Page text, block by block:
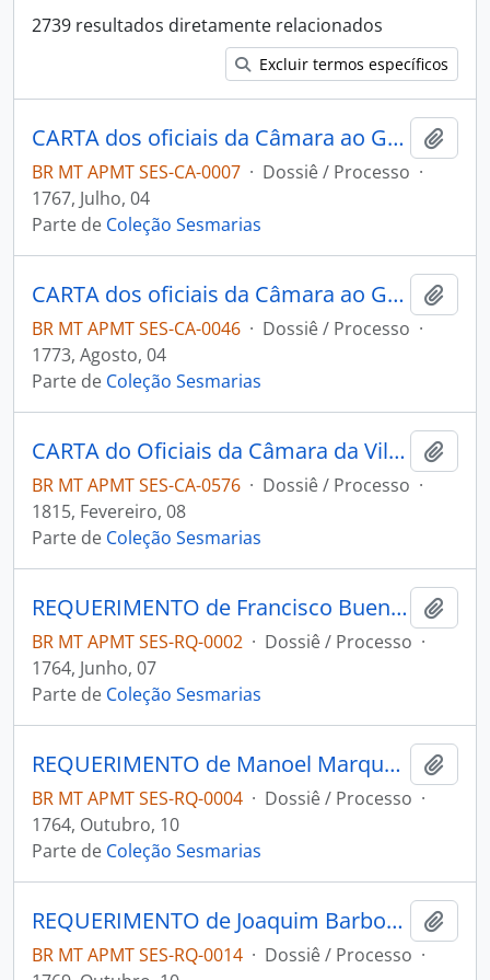
2739 resultados diretamente relacionados
Excluir termos específicos
CARTA dos oficiais da Câmara ao Governador e Capitão-General da Capitania de Mato Grosso João Pedro da Câmara, informando sobre o pedido de Domingos Pequeno Chaves e Antônio José de Oliveira.
BR MT APMT SES-CA-0007 · Dossiê / Processo ·
1767, Julho, 04
Parte de Coleção Sesmarias
CARTA dos oficiais da Câmara ao Governador e Capitão-General da Capitania de Mato Grosso Luiz de Albuquerque de Melo Pereira e Cáceres, a pedido de Ana Pinto.
BR MT APMT SES-CA-0046 · Dossiê / Processo ·
1773, Agosto, 04
Parte de Coleção Sesmarias
CARTA do Oficiais da Câmara da Vila do Cuiabá ao Governador e Capitão-General da Capitania de Mato Grosso João Carlos Augusto D'Oeynhausen e Gravemberg, sobre o pedido do Capitão Bento Pires de Miranda.
BR MT APMT SES-CA-0576 · Dossiê / Processo ·
1815, Fevereiro, 08
Parte de Coleção Sesmarias
REQUERIMENTO de Francisco Bueno da Silva ao Governador e Capitão-General da Capitania de Mato Grosso Antônio Rolim de Moura.
BR MT APMT SES-RQ-0002 · Dossiê / Processo ·
1764, Junho, 07
Parte de Coleção Sesmarias
REQUERIMENTO de Manoel Marques do Couto ao [Governador e Capitão-General da Capitania de Mato Grosso Antônio Rolim de Moura].
BR MT APMT SES-RQ-0004 · Dossiê / Processo ·
1764, Outubro, 10
Parte de Coleção Sesmarias
REQUERIMENTO de Joaquim Barbosa de Mendonça ao Governador e Capitão-General da Capitania de Mato Grosso Luiz Pinto de Souza Coutinho.
BR MT APMT SES-RQ-0014 · Dossiê / Processo ·